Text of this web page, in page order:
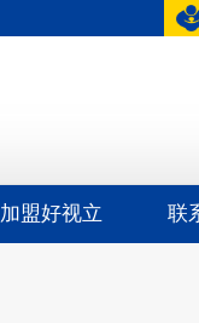
加盟好视立 联